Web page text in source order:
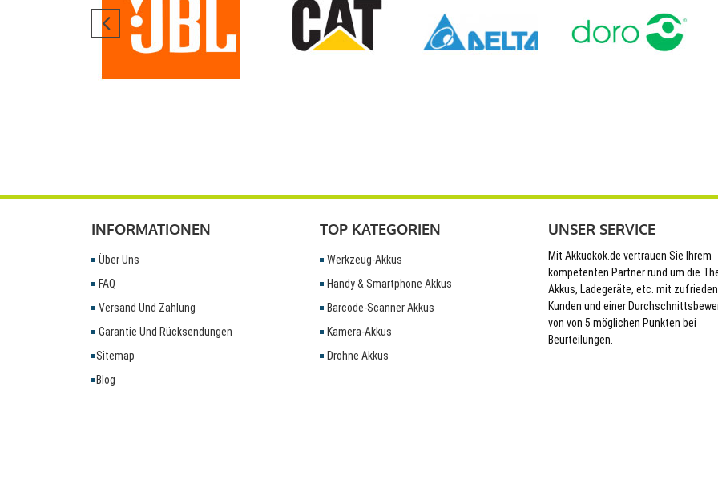
INFORMATIONEN
Über Uns
FAQ
Versand Und Zahlung
Garantie Und Rücksendungen
Sitemap
Blog
TOP KATEGORIEN
Werkzeug-Akkus
Handy & Smartphone Akkus
Barcode-Scanner Akkus
Kamera-Akkus
Drohne Akkus
UNSER SERVICE
Mit Akkuokok.de vertrauen Sie Ihrem
kompetenten Partner rund um die
Akkus, Ladegeräte, etc. mit
Kunden und einer
von von 5 möglichen Punkten bei
Beurteilungen.